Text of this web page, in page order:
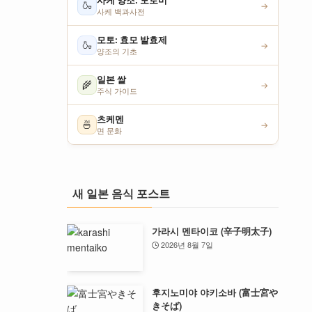
🍶
사케 백과사전
→
🍶 모토: 효모 발효제
양조의 기초
→
🌾 일본 쌀
주식 가이드
→
🍜 츠케멘
면 문화
→
새 일본 음식 포스트
가라시 멘타이코 (辛子明太子)
2026년 8월 7일
후지노미야 야키소바 (富士宮や
きそば)